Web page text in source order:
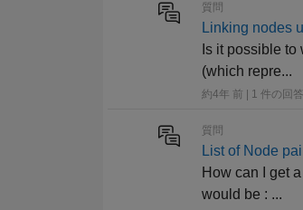
質問
Linking nodes
Is it possible
(which repre...
約4年 前 | 1 件の回
質問
List of Node
How can I get
would be : ...